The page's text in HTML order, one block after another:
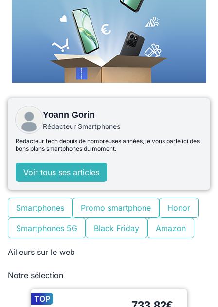
Yoann Gorin
Rédacteur Smartphones
Rédacteur tech depuis de nombreuses années, je vous parle ici des
bons plans smartphones du moment.
Voir tous ses articles
Smartphones Promo smartphone Honor
Smartphones 5G Black Friday Amazon
Ailleurs sur le web
Notre sélection
TOP